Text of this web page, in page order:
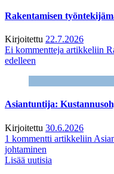
Rakentamisen
Kirjoitettu 22.7.2026
Ei kommentteja artikkeliin
edelleen
Asiantuntija:
Kirjoitettu 30.6.2026
1 kommentti artikkeliin
johtaminen
Lisää uutisia